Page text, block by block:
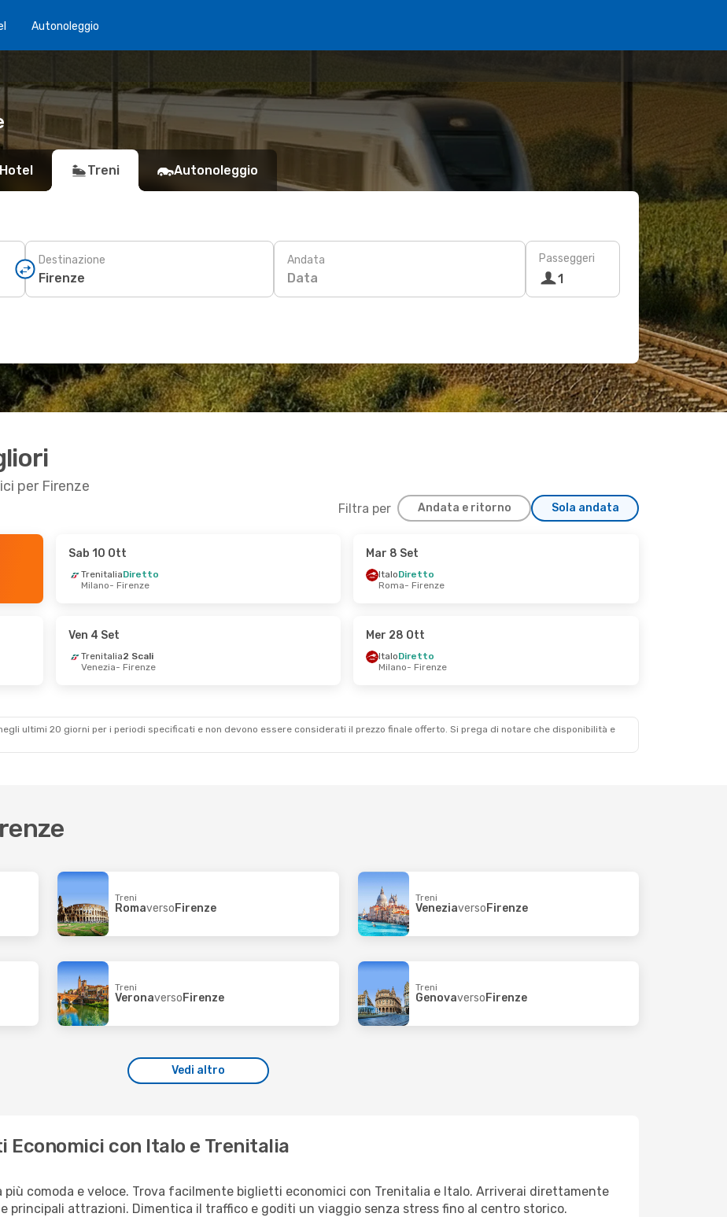
Autonoleggio
Treni Autonoleggio
Destinazione Andata
Data
Passeggeri
1
per Firenze
Filtra per Andata e ritorno Sola andata
Firenze
- Roma
Sab 10 Ott
TrenitaliaDiretto
Milano- Firenze
Mar 8 Set
ItaloDiretto
Roma- Firenze
Ven 4 Set
Trenitalia2 Scali
Venezia- Firenze
Mer 28 Ott
ItaloDiretto
Milano- Firenze
ultimi 20 giorni per i periodi specificati e non devono essere considerati il ​​prezzo finale offerto. Si prega di notare che disponibilità e
Treni
RomaversoFirenze
Treni
VeneziaversoFirenze
Treni
VeronaversoFirenze
Treni
GenovaversoFirenze
Vedi altro
Economici con Italo e Trenitalia
più comoda e veloce. Trova facilmente biglietti economici con Trenitalia e Italo. Arriverai direttamente
principali attrazioni. Dimentica il traffico e goditi un viaggio senza stress fino al centro storico.